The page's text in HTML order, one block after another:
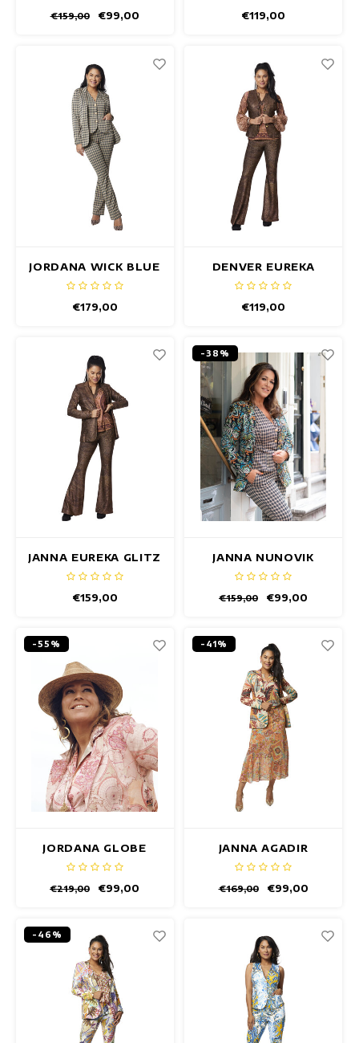
€159,00 €99,00
€119,00
JORDANA WICK BLUE
BLAZER
€179,00
DENVER EUREKA
GLITZ GILET
€119,00
JANNA EUREKA GLITZ
BLAZER
€159,00
-38%
JANNA NUNOVIK
BLAZER
€159,00 €99,00
-55%
JORDANA GLOBE
BLAZER
€219,00 €99,00
-41%
JANNA AGADIR
BLAZER
€169,00 €99,00
-46%